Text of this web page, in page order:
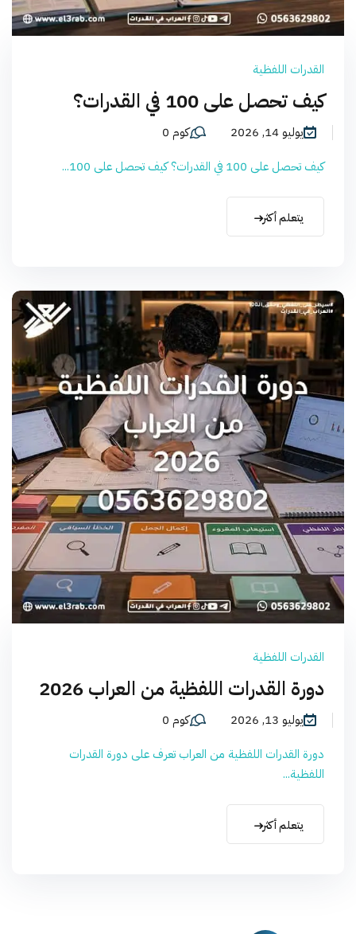
القدرات اللفظية
كيف تحصل على 100 في القدرات؟
يوليو 14, 2026
كوم 0
كيف تحصل على 100 في القدرات؟ كيف تحصل على 100...
يتعلم أكثر
القدرات اللفظية
دورة القدرات اللفظية من العراب 2026
يوليو 13, 2026
كوم 0
دورة القدرات اللفظية من العراب تعرف على دورة القدرات
اللفظية...
يتعلم أكثر